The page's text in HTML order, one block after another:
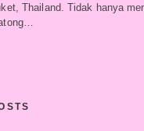
Thailand. Tidak hanya